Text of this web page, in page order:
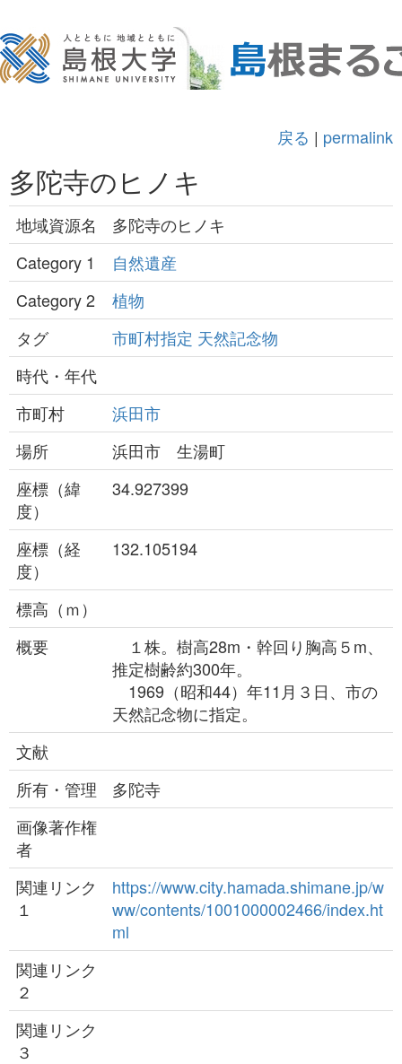
戻る | permalink
多陀寺のヒノキ
地域資源名
多陀寺のヒノキ
Category 1
自然遺産
Category 2
植物
タグ
市町村指定 天然記念物
時代・年代
市町村
浜田市
場所
浜田市 生湯町
座標（緯
度）
34.927399
座標（経
度）
132.105194
標高（ｍ）
概要
１株。樹高28m・幹回り胸高５m、
推定樹齢約300年。
1969（昭和44）年11月３日、市の
天然記念物に指定。
文献
所有・管理
多陀寺
画像著作権
者
関連リンク
１
https://www.city.hamada.shimane.jp/w
ww/contents/1001000002466/index.ht
ml
関連リンク
２
関連リンク
３